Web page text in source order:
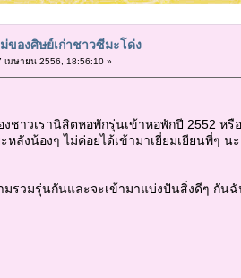
ของศิษย์เก่าชาวซีมะโด่ง
เมษายน 2556, 18:56:10 »
ชาวเรานิสิตหอพักรุ่นเข้าหอพักปี 2552 หรื
หลังน้องๆ ไม่ค่อยได้เข้ามาเยี่ยมเยียนพี่ๆ
มรวมรุ่นกันและจะเข้ามาแบ่งปันสิ่งดีๆ กัน